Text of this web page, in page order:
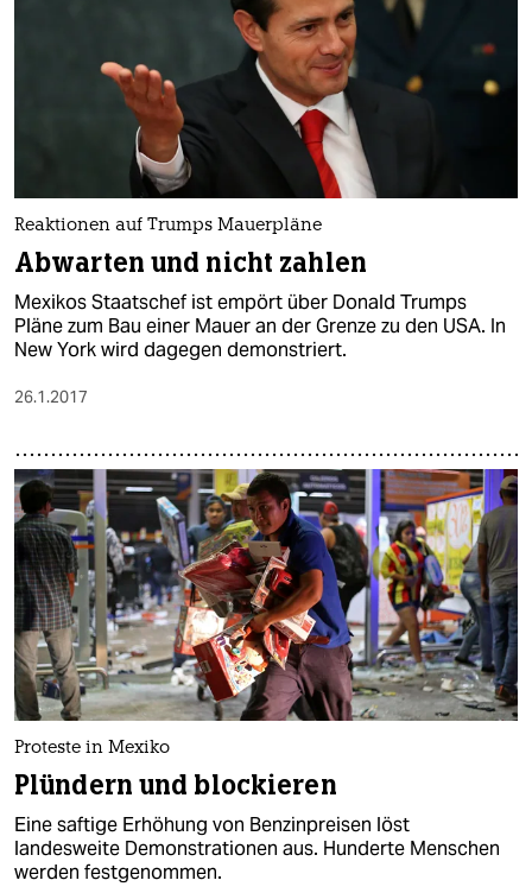
Reaktionen auf Trumps Mauerpläne
Abwarten und nicht zahlen
Mexikos Staatschef ist empört über Donald Trumps
Pläne zum Bau einer Mauer an der Grenze zu den USA. In
New York wird dagegen demonstriert.
26.1.2017
Proteste in Mexiko
Plündern und blockieren
Eine saftige Erhöhung von Benzinpreisen löst
landesweite Demonstrationen aus. Hunderte Menschen
werden festgenommen.